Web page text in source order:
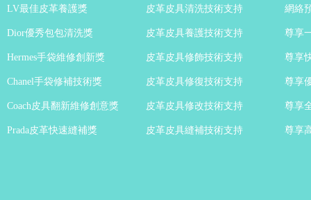
LV最佳皮革養護獎
Dior優秀包包清洗獎
Hermes手袋維修創新獎
Chanel手袋修補技術獎
Coach皮具翻新維修創意獎
Prada皮革快速縫補獎
皮革皮具清洗技術支持
皮革皮具養護技術支持
皮革皮具修飾技術支持
皮革皮具修復技術支持
皮革皮具修改技術支持
皮革皮具縫補技術支持
網絡
尊享
尊享
尊享
尊享
尊享